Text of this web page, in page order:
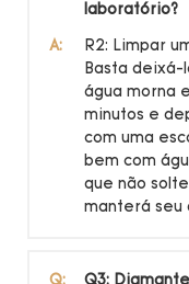
laboratório?
A:
R2: Limpar
Basta deixá-
água morna
minutos e
com uma
bem com
que não
manterá seu